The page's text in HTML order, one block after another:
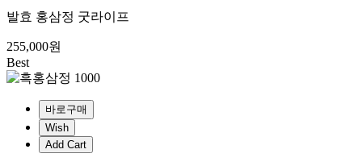
발효 홍삼정 굿라이프
255,000원
Best
바로구매
Wish
Add Cart